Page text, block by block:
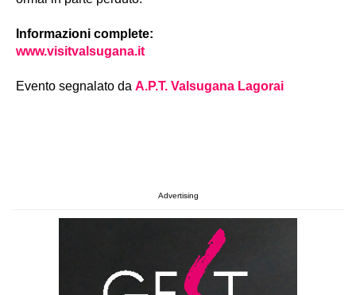
Informazioni complete:
www.visitvalsugana.it
Evento segnalato da A.P.T. Valsugana Lagorai
Advertising